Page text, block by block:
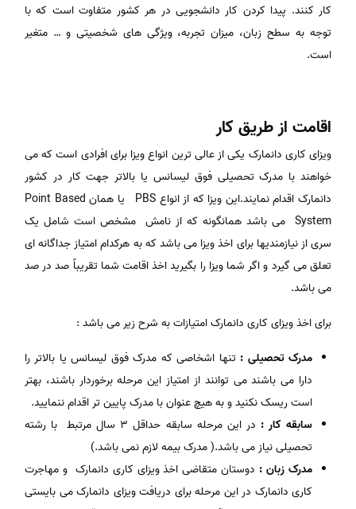
کار کنند. پیدا کردن کار دانشجویی در هر کشور متفاوت است که با
توجه به سطح زبان، میزان تجربه، ویژگی های شخصیتی و … متغیر
است.
اقامت از طریق کار
ویزای کاری دانمارک یکی از عالی ترین انواع ویزا برای افرادی است که می
خواهند با مدرک تحصیلی فوق لیسانس یا بالاتر جهت کار در کشور
دانمارک اقدام نمایند.این ویزا که از انواع PBS یا همان Point Based
System می باشد همانگونه که از نامش مشخص است شامل یک
سری از نیازمندیها برای اخذ ویزا می باشد که به هرکدام امتیاز جداگانه ای
تعلق می گیرد و اگر شما ویزا را بگیرید اخذ اقامت شما تقریباً صد در صد
می باشد.
برای اخذ ویزای کاری دانمارک امتیازات به شرح زیر می باشد :
مدرک تحصیلی : تنها اشخاصی که مدرک فوق لیسانس یا بالاتر را
دارا می باشند می توانند از امتیاز این مرحله برخوردار باشند، بهتر
است ریسک نکنید و به هیچ عنوان با مدرک پایین تر اقدام ننمایید.
سابقه کار :
در این مرحله سابقه حداقل ۳ سال مرتبط با رشته
تحصیلی نیاز می باشد.( مدرک بیمه لازم نمی باشد.)
مدرک زبان : دوستان متقاضی اخذ ویزای کاری دانمارک و مهاجرت
کاری دانمارک در این مرحله برای دریافت ویزای دانمارک می بایستی